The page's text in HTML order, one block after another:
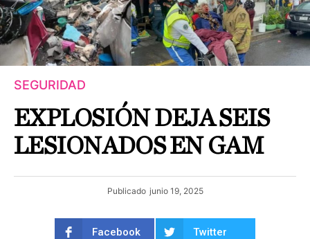
SEGURIDAD
EXPLOSIÓN DEJA SEIS
LESIONADOS EN GAM
Publicado junio 19, 2025
Facebook Twitter